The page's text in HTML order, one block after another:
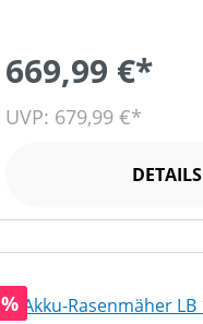
669,99 €*
UVP: 679,99 €*
DETAILS
Rabatt
%